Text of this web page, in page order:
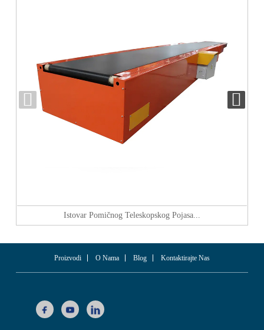
Istovar Pomičnog Teleskopskog Pojasa...
Proizvodi O Nama Blog Kontaktirajte Nas